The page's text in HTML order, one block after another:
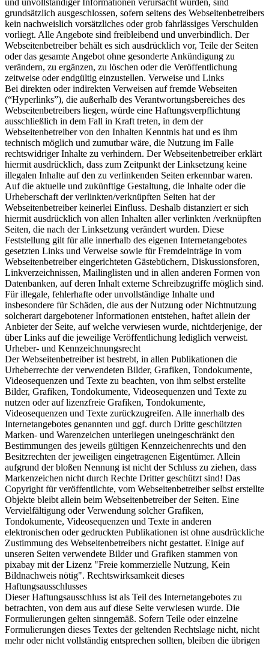
grundsätzlich ausgeschlossen, sofern seitens des Webseitenbetreibers
kein nachweislich vorsätzliches oder grob fahrlässiges Verschulden
vorliegt. Alle Angebote sind freibleibend und unverbindlich. Der
Webseitenbetreiber behält es sich ausdrücklich vor, Teile der Seiten
oder das gesamte Angebot ohne gesonderte Ankündigung zu
verändern, zu ergänzen, zu löschen oder die Veröffentlichung
zeitweise oder endgültig einzustellen. Verweise und Links
Bei direkten oder indirekten Verweisen auf fremde Webseiten
(“Hyperlinks”), die außerhalb des Verantwortungsbereiches des
Webseitenbetreibers liegen, würde eine Haftungsverpflichtung
ausschließlich in dem Fall in Kraft treten, in dem der
Webseitenbetreiber von den Inhalten Kenntnis hat und es ihm
technisch möglich und zumutbar wäre, die Nutzung im Falle
rechtswidriger Inhalte zu verhindern. Der Webseitenbetreiber erklärt
hiermit ausdrücklich, dass zum Zeitpunkt der Linksetzung keine
illegalen Inhalte auf den zu verlinkenden Seiten erkennbar waren.
Auf die aktuelle und zukünftige Gestaltung, die Inhalte oder die
Urheberschaft der verlinkten/verknüpften Seiten hat der
Webseitenbetreiber keinerlei Einfluss. Deshalb distanziert er sich
hiermit ausdrücklich von allen Inhalten aller verlinkten /verknüpften
Seiten, die nach der Linksetzung verändert wurden. Diese
Feststellung gilt für alle innerhalb des eigenen Internetangebotes
gesetzten Links und Verweise sowie für Fremdeinträge in vom
Webseitenbetreiber eingerichteten Gästebüchern, Diskussionsforen,
Linkverzeichnissen, Mailinglisten und in allen anderen Formen von
Datenbanken, auf deren Inhalt externe Schreibzugriffe möglich sind.
Für illegale, fehlerhafte oder unvollständige Inhalte und
insbesondere für Schäden, die aus der Nutzung oder Nichtnutzung
solcherart dargebotener Informationen entstehen, haftet allein der
Anbieter der Seite, auf welche verwiesen wurde, nichtderjenige, der
über Links auf die jeweilige Veröffentlichung lediglich verweist.
Urheber- und Kennzeichnungsrecht
Der Webseitenbetreiber ist bestrebt, in allen Publikationen die
Urheberrechte der verwendeten Bilder, Grafiken, Tondokumente,
Videosequenzen und Texte zu beachten, von ihm selbst erstellte
Bilder, Grafiken, Tondokumente, Videosequenzen und Texte zu
nutzen oder auf lizenzfreie Grafiken, Tondokumente,
Videosequenzen und Texte zurückzugreifen. Alle innerhalb des
Internetangebotes genannten und ggf. durch Dritte geschützten
Marken- und Warenzeichen unterliegen uneingeschränkt den
Bestimmungen des jeweils gültigen Kennzeichenrechts und den
Besitzrechten der jeweiligen eingetragenen Eigentümer. Allein
aufgrund der bloßen Nennung ist nicht der Schluss zu ziehen, dass
Markenzeichen nicht durch Rechte Dritter geschützt sind! Das
Copyright für veröffentlichte, vom Webseitenbetreiber selbst erstellte
Objekte bleibt allein beim Webseitenbetreiber der Seiten. Eine
Vervielfältigung oder Verwendung solcher Grafiken,
Tondokumente, Videosequenzen und Texte in anderen
elektronischen oder gedruckten Publikationen ist ohne ausdrückliche
Zustimmung des Webseitenbetreibers nicht gestattet. Einige auf
unseren Seiten verwendete Bilder und Grafiken stammen von
pixabay mit der Lizenz "Freie kommerzielle Nutzung, Kein
Bildnachweis nötig". Rechtswirksamkeit dieses
Haftungsausschlusses
Dieser Haftungsausschluss ist als Teil des Internetangebotes zu
betrachten, von dem aus auf diese Seite verwiesen wurde. Die
Formulierungen gelten sinngemäß. Sofern Teile oder einzelne
Formulierungen dieses Textes der geltenden Rechtslage nicht, nicht
mehr oder nicht vollständig entsprechen sollten, bleiben die übrigen